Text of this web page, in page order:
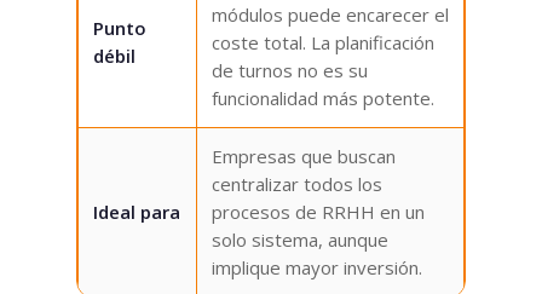
Punto
débil
módulos puede encarecer el
coste total. La planificación
de turnos no es su
funcionalidad más potente.
Ideal para
Empresas que buscan
centralizar todos los
procesos de RRHH en un
solo sistema, aunque
implique mayor inversión.